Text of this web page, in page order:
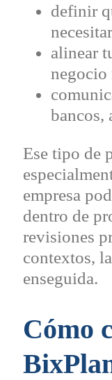
definir
alinear
negocio
bancos,
Ese tipo de
empresa
dentro de
revisiones
contextos,
enseguida.
Cómo